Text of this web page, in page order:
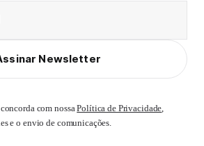
Newsletter
com nossaPolítica de Privacidade,
e o envio de comunicações.